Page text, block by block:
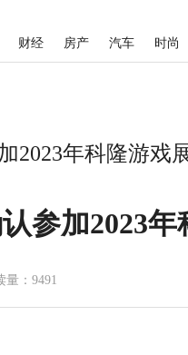
财经 房产 汽车 时尚
2023年科隆游戏
参加2023
量：9491